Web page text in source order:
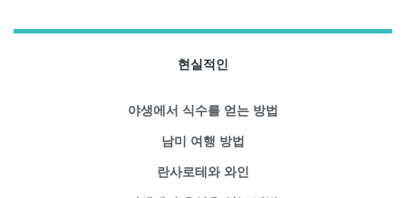
현실적인
야생에서 식수를 얻는 방법
남미 여행 방법
란사로테와 와인